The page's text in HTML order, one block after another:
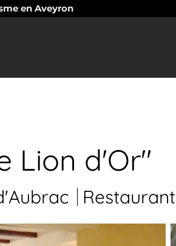
en Aveyron
Lion d'Or"
Restaurant